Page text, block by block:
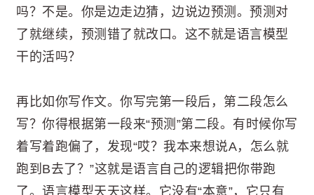
吗？不是。你是边走边猜，边说边预测。预测对
了就继续，预测错了就改口。这不就是语言模型
干的活吗？
再比如你写作文。你写完第一段后，第二段怎么
写？你得根据第一段来“预测”第二段。有时候你写
着写着跑偏了，发现“哎？我本来想说A，怎么就
跑到B去了？”这就是语言自己的逻辑把你带跑
了。语言模型天天这样。它没有“本意”，它只有